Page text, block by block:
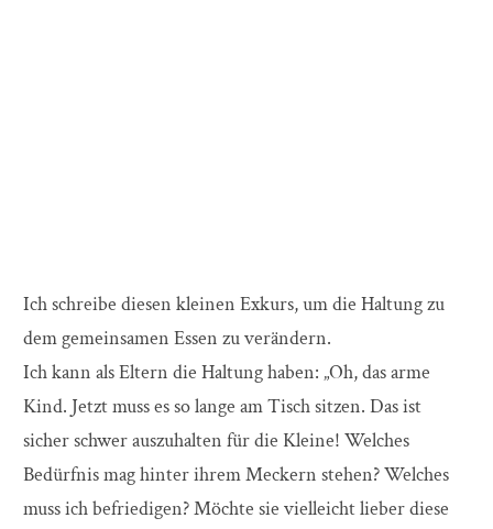
Ich schreibe diesen kleinen Exkurs, um die Haltung zu
dem gemeinsamen Essen zu verändern.
Ich kann als Eltern die Haltung haben: „Oh, das arme
Kind. Jetzt muss es so lange am Tisch sitzen. Das ist
sicher schwer auszuhalten für die Kleine! Welches
Bedürfnis mag hinter ihrem Meckern stehen? Welches
muss ich befriedigen? Möchte sie vielleicht lieber diese